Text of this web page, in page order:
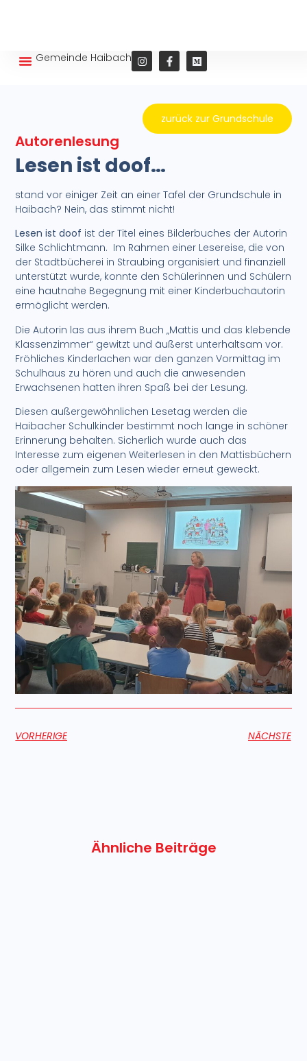
Gemeinde Haibach
zurück zur Grundschule
Autorenlesung
Lesen ist doof…
stand vor einiger Zeit an einer Tafel der Grundschule in
Haibach? Nein, das stimmt nicht!
Lesen ist doof ist der Titel eines Bilderbuches der Autorin
Silke Schlichtmann. Im Rahmen einer Lesereise, die von
der Stadtbücherei in Straubing organisiert und finanziell
unterstützt wurde, konnte den Schülerinnen und Schülern
eine hautnahe Begegnung mit einer Kinderbuchautorin
ermöglicht werden.
Die Autorin las aus ihrem Buch „Mattis und das klebende
Klassenzimmer“ gewitzt und äußerst unterhaltsam vor.
Fröhliches Kinderlachen war den ganzen Vormittag im
Schulhaus zu hören und auch die anwesenden
Erwachsenen hatten ihren Spaß bei der Lesung.
Diesen außergewöhnlichen Lesetag werden die
Haibacher Schulkinder bestimmt noch lange in schöner
Erinnerung behalten. Sicherlich wurde auch das
Interesse zum eigenen Weiterlesen in den Mattisbüchern
oder allgemein zum Lesen wieder erneut geweckt.
VORHERIGE NÄCHSTE
Ähnliche Beiträge